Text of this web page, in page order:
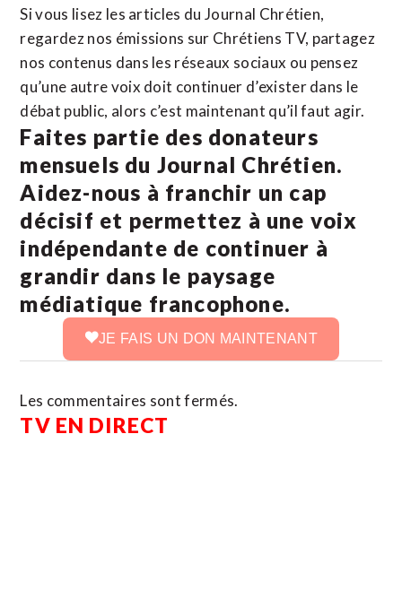
Si vous lisez les articles du Journal Chrétien,
regardez nos émissions sur Chrétiens TV, partagez
nos contenus dans les réseaux sociaux ou pensez
qu’une autre voix doit continuer d’exister dans le
débat public, alors c’est maintenant qu’il faut agir.
Faites partie des donateurs
mensuels du Journal Chrétien.
Aidez-nous à franchir un cap
décisif et permettez à une voix
indépendante de continuer à
grandir dans le paysage
médiatique francophone.
JE FAIS UN DON MAINTENANT
Les commentaires sont fermés.
TV EN DIRECT